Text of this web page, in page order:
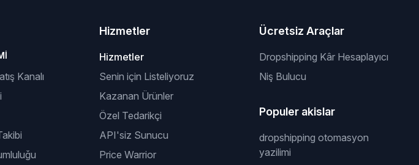
Kanalı
Hizmetler
Hizmetler
Senin için Listeliyoruz
Kazanan Ürünler
Özel Tedarikçi
API'siz Sunucu
Price Warrior
Ücretsiz Araçlar
Dropshipping Kâr Hesaplayıcı
Niş Bulucu
Populer akislar
dropshipping otomasyon
yazilimi